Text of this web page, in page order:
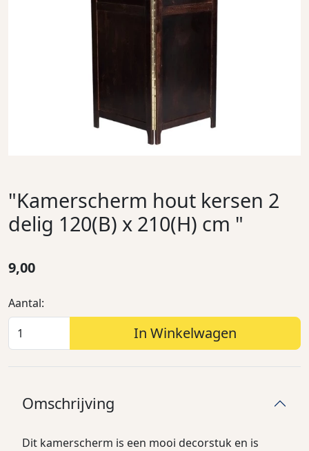
"Kamerscherm hout kersen 2
delig 120(B) x 210(H) cm "
9,00
Aantal:
In Winkelwagen
Omschrijving
Dit kamerscherm is een mooi decorstuk en is